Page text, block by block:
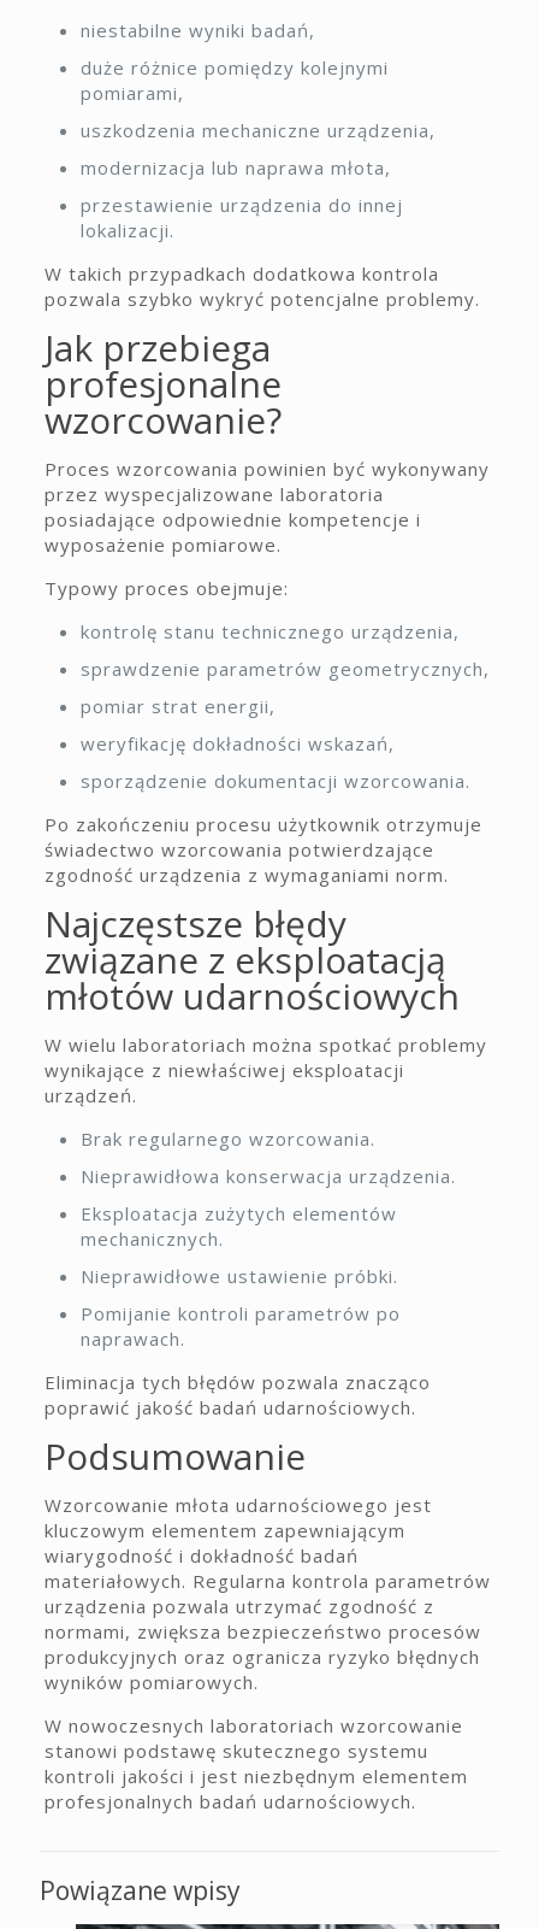
niestabilne wyniki badań,
duże różnice pomiędzy kolejnymi
pomiarami,
uszkodzenia mechaniczne urządzenia,
modernizacja lub naprawa młota,
przestawienie urządzenia do innej
lokalizacji.
W takich przypadkach dodatkowa kontrola
pozwala szybko wykryć potencjalne problemy.
Jak przebiega
profesjonalne
wzorcowanie?
Proces wzorcowania powinien być wykonywany
przez wyspecjalizowane laboratoria
posiadające odpowiednie kompetencje i
wyposażenie pomiarowe.
Typowy proces obejmuje:
kontrolę stanu technicznego urządzenia,
sprawdzenie parametrów geometrycznych,
pomiar strat energii,
weryfikację dokładności wskazań,
sporządzenie dokumentacji wzorcowania.
Po zakończeniu procesu użytkownik otrzymuje
świadectwo wzorcowania potwierdzające
zgodność urządzenia z wymaganiami norm.
Najczęstsze błędy
związane z eksploatacją
młotów udarnościowych
W wielu laboratoriach można spotkać problemy
wynikające z niewłaściwej eksploatacji
urządzeń.
Brak regularnego wzorcowania.
Nieprawidłowa konserwacja urządzenia.
Eksploatacja zużytych elementów
mechanicznych.
Nieprawidłowe ustawienie próbki.
Pomijanie kontroli parametrów po
naprawach.
Eliminacja tych błędów pozwala znacząco
poprawić jakość badań udarnościowych.
Podsumowanie
Wzorcowanie młota udarnościowego jest
kluczowym elementem zapewniającym
wiarygodność i dokładność badań
materiałowych. Regularna kontrola parametrów
urządzenia pozwala utrzymać zgodność z
normami, zwiększa bezpieczeństwo procesów
produkcyjnych oraz ogranicza ryzyko błędnych
wyników pomiarowych.
W nowoczesnych laboratoriach wzorcowanie
stanowi podstawę skutecznego systemu
kontroli jakości i jest niezbędnym elementem
profesjonalnych badań udarnościowych.
Powiązane wpisy